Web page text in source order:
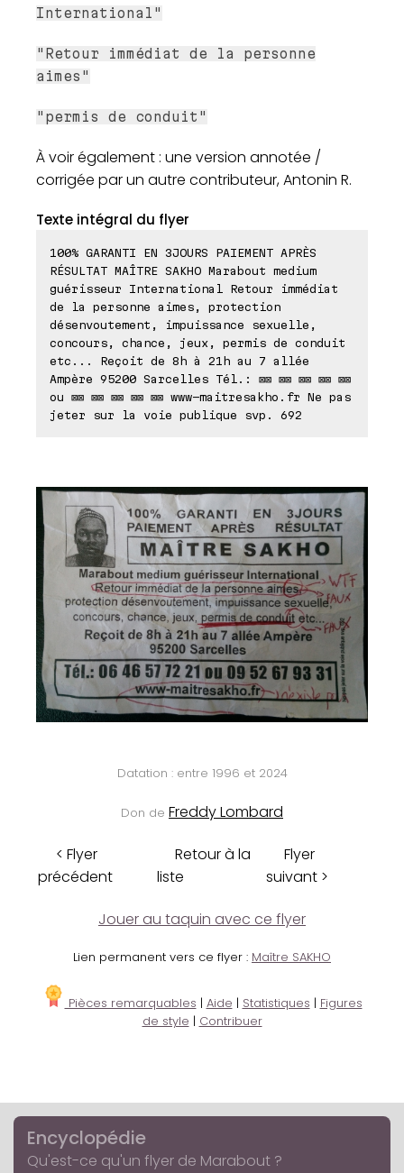
International"
"Retour immédiat de la personne
aimes"
"permis de conduit"
À voir également : une version annotée /
corrigée par un autre contributeur, Antonin R.
Texte intégral du flyer
100% GARANTI EN 3JOURS PAIEMENT APRÈS
RÉSULTAT MAÎTRE SAKHO Marabout medium
guérisseur International Retour immédiat
de la personne aimes, protection
désenvoutement, impuissance sexuelle,
concours, chance, jeux, permis de conduit
etc... Reçoit de 8h à 21h au 7 allée
Ampère 95200 Sarcelles Tél.: ⊠⊠ ⊠⊠ ⊠⊠ ⊠⊠ ⊠⊠
ou ⊠⊠ ⊠⊠ ⊠⊠ ⊠⊠ ⊠⊠ www-maitresakho.fr Ne pas
jeter sur la voie publique svp. 692
Datation : entre 1996 et 2024
Don de Freddy Lombard
< Flyer
précédent
Retour à la
liste
Flyer
suivant >
Jouer au taquin avec ce flyer
Lien permanent vers ce flyer : Maître SAKHO
Pièces remarquables | Aide | Statistiques | Figures
de style | Contribuer
Encyclopédie
Qu'est-ce qu'un flyer de Marabout ?